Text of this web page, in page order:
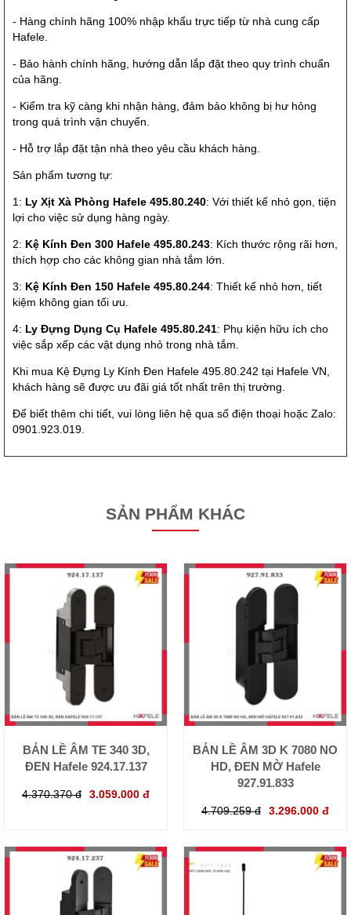
- Hàng chính hãng 100% nhập khẩu trực tiếp từ nhà cung cấp
Hafele.
- Bảo hành chính hãng, hướng dẫn lắp đặt theo quy trình chuẩn
của hãng.
- Kiểm tra kỹ càng khi nhận hàng, đảm bảo không bị hư hỏng
trong quá trình vận chuyển.
- Hỗ trợ lắp đặt tận nhà theo yêu cầu khách hàng.
Sản phẩm tương tự:
1: Ly Xịt Xà Phòng Hafele 495.80.240: Với thiết kế nhỏ gọn, tiện
lợi cho việc sử dụng hàng ngày.
2: Kệ Kính Đen 300 Hafele 495.80.243: Kích thước rộng rãi hơn,
thích hợp cho các không gian nhà tắm lớn.
3: Kệ Kính Đen 150 Hafele 495.80.244: Thiết kế nhỏ hơn, tiết
kiệm không gian tối ưu.
4: Ly Đựng Dụng Cụ Hafele 495.80.241: Phụ kiện hữu ích cho
việc sắp xếp các vật dụng nhỏ trong nhà tắm.
Khi mua Kệ Đựng Ly Kính Đen Hafele 495.80.242 tại Hafele VN,
khách hàng sẽ được ưu đãi giá tốt nhất trên thị trường.
Để biết thêm chi tiết, vui lòng liên hệ qua số điện thoại hoặc Zalo:
0901.923.019.
SẢN PHẨM KHÁC
BẢN LỀ ÂM TE 340 3D,
ĐEN Hafele 924.17.137
4.370.370 đ 3.059.000 đ
BẢN LỀ ÂM 3D K 7080 NO
HD, ĐEN MỜ Hafele
927.91.833
4.709.259 đ 3.296.000 đ